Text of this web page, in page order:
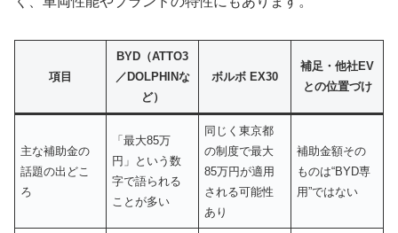
項目
BYD（ATTO3
／DOLPHINな
ど）
ボルボ EX30
補足・他社EV
との位置づけ
主な補助金の
話題の出どこ
ろ
「最大85万
円」という数
字で語られる
ことが多い
同じく東京都
の制度で最大
85万円が適用
される可能性
あり
補助金額その
ものは“BYD専
用”ではない